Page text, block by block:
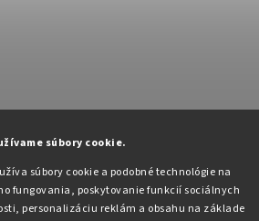
súbory cookie.
súbory cookie a podobné technológie na
fungovania, poskytovanie funkcií sociálnych
personalizáciu reklám a obsahu na základe